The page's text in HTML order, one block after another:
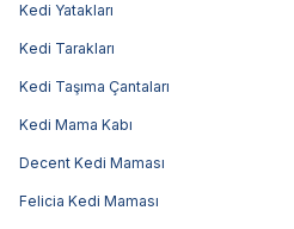
Kedi Yatakları
Kedi Tarakları
Kedi Taşıma Çantaları
Kedi Mama Kabı
Decent Kedi Maması
Felicia Kedi Maması